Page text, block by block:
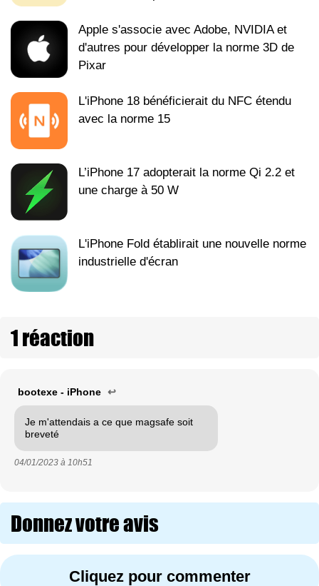
Apple s'associe avec Adobe, NVIDIA et
d'autres pour développer la norme 3D de
Pixar
L'iPhone 18 bénéficierait du NFC étendu
avec la norme 15
L’iPhone 17 adopterait la norme Qi 2.2 et
une charge à 50 W
L'iPhone Fold établirait une nouvelle norme
industrielle d'écran
1 réaction
bootexe - iPhone ↩
Je m'attendais a ce que magsafe soit
breveté
04/01/2023 à 10h51
Donnez votre avis
Cliquez pour commenter